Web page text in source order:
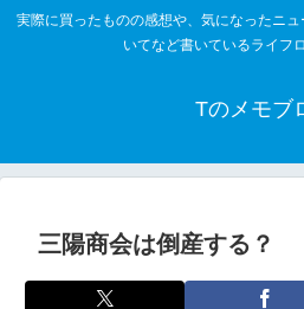
実際に買ったものの感想や、気になったニ
いてなど書いているライフ
Tのメモブ
三陽商会は倒産する？